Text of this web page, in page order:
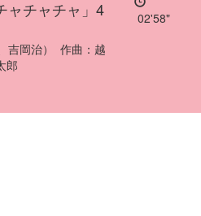
ャチャチャ」4
吉岡治） 作曲： 越
郎
02'58"